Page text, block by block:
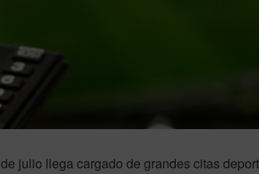
julio llega cargado de grandes citas